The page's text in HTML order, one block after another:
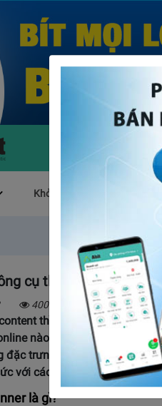
Khởi Nghiệp
cụ thiết kế banner
4006
thì không thể thiếu
nào khác để thu hút
đặc trưng của thương hiệu
với các top công cụ thiết kế
là gì?